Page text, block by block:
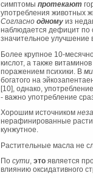
симптомы протекают
употребления животных
Согласно одному из
наблюдается дефицит
значительное улучшение
Более крупное 10-
кислот, а также
поражением психики. В
богатого на
[10], однако, употребление
- важно употребление
Хорошим источником
нерафинированные
кунжутное.
Растительные масла не
По сути это является
влиянию оксидативного